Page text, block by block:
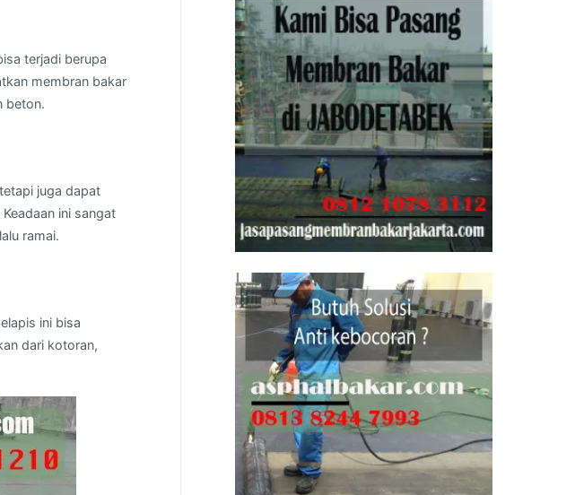
terjadi berupa
membran bakar
beton.
juga dapat
ini sangat
ramai.
ini bisa
dari kotoran,